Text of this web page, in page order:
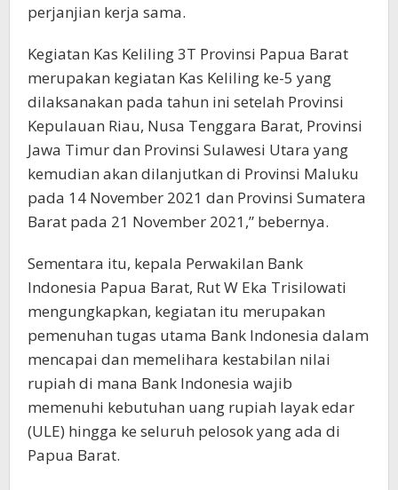
perjanjian kerja sama.
Kegiatan Kas Keliling 3T Provinsi Papua Barat
merupakan kegiatan Kas Keliling ke-5 yang
dilaksanakan pada tahun ini setelah Provinsi
Kepulauan Riau, Nusa Tenggara Barat, Provinsi
Jawa Timur dan Provinsi Sulawesi Utara yang
kemudian akan dilanjutkan di Provinsi Maluku
pada 14 November 2021 dan Provinsi Sumatera
Barat pada 21 November 2021,” bebernya.
Sementara itu, kepala Perwakilan Bank
Indonesia Papua Barat, Rut W Eka Trisilowati
mengungkapkan, kegiatan itu merupakan
pemenuhan tugas utama Bank Indonesia dalam
mencapai dan memelihara kestabilan nilai
rupiah di mana Bank Indonesia wajib
memenuhi kebutuhan uang rupiah layak edar
(ULE) hingga ke seluruh pelosok yang ada di
Papua Barat.